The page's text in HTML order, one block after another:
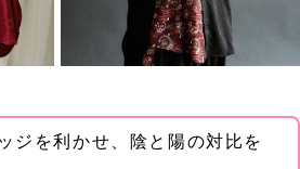
ジを利かせ、陰と陽の対比を